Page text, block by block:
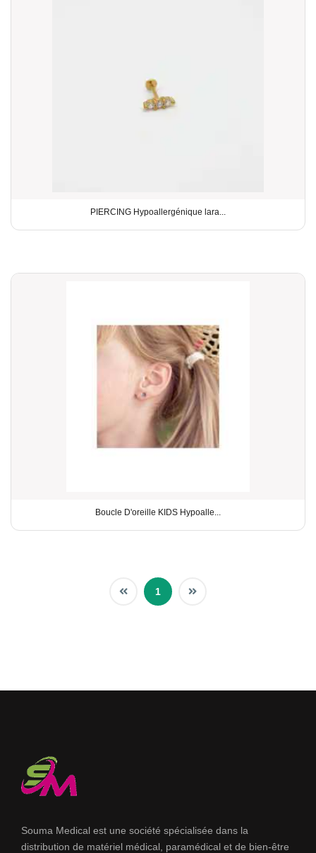
PIERCING Hypoallergénique lara...
Boucle D'oreille KIDS Hypoalle...
1
Souma Medical est une société spécialisée dans la
distribution de matériel médical, paramédical et de bien-être